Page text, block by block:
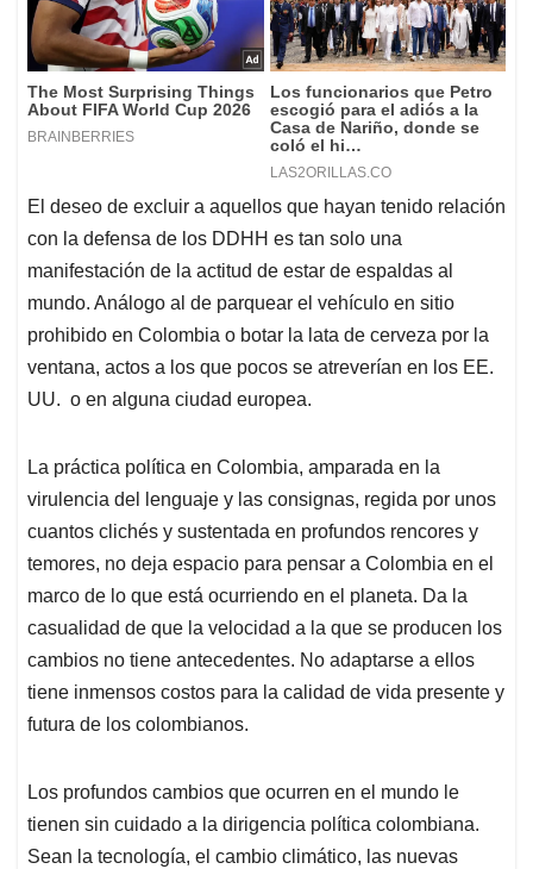
El deseo de excluir a aquellos que hayan tenido relación
con la defensa de los DDHH es tan solo una
manifestación de la actitud de estar de espaldas al
mundo. Análogo al de parquear el vehículo en sitio
prohibido en Colombia o botar la lata de cerveza por la
ventana, actos a los que pocos se atreverían en los EE.
UU. o en alguna ciudad europea.
La práctica política en Colombia, amparada en la
virulencia del lenguaje y las consignas, regida por unos
cuantos clichés y sustentada en profundos rencores y
temores, no deja espacio para pensar a Colombia en el
marco de lo que está ocurriendo en el planeta. Da la
casualidad de que la velocidad a la que se producen los
cambios no tiene antecedentes. No adaptarse a ellos
tiene inmensos costos para la calidad de vida presente y
futura de los colombianos.
Los profundos cambios que ocurren en el mundo le
tienen sin cuidado a la dirigencia política colombiana.
Sean la tecnología, el cambio climático, las nuevas